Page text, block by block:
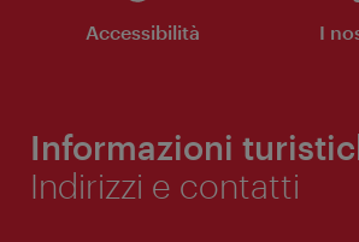
Accessibilità I
Informazioni
Indirizzi e contatti